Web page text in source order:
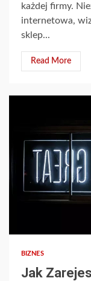
każdej firmy.
internetowa,
sklep...
Read More
BIZNES
Jak